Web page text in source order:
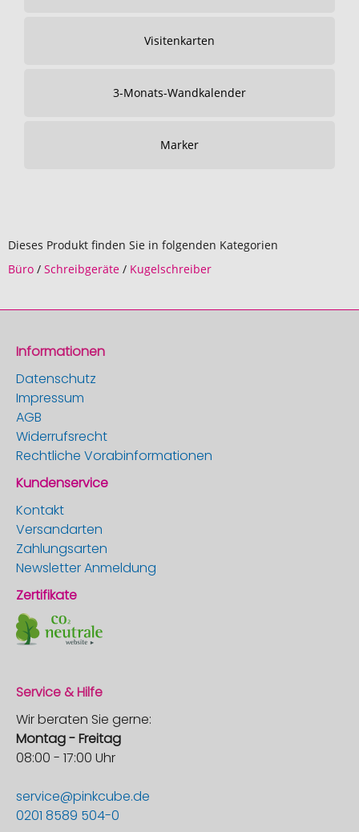
Visitenkarten
3-Monats-Wandkalender
Marker
Dieses Produkt finden Sie in folgenden Kategorien
Büro / Schreibgeräte / Kugelschreiber
Informationen
Datenschutz
Impressum
AGB
Widerrufsrecht
Rechtliche Vorabinformationen
Kundenservice
Kontakt
Versandarten
Zahlungsarten
Newsletter Anmeldung
Zertifikate
Service & Hilfe
Wir beraten Sie gerne:
Montag - Freitag
08:00 - 17:00 Uhr
service@pinkcube.de
0201 8589 504-0